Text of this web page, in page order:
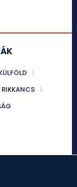
RIKKANCS